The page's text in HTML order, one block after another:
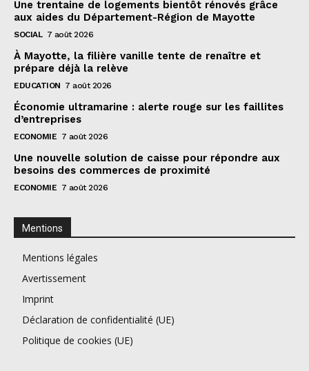
Une trentaine de logements bientôt rénovés grâce
aux aides du Département-Région de Mayotte
SOCIAL 7 août 2026
À Mayotte, la filière vanille tente de renaître et
prépare déjà la relève
EDUCATION 7 août 2026
Économie ultramarine : alerte rouge sur les faillites
d’entreprises
ECONOMIE 7 août 2026
Une nouvelle solution de caisse pour répondre aux
besoins des commerces de proximité
ECONOMIE 7 août 2026
Mentions
Mentions légales
Avertissement
Imprint
Déclaration de confidentialité (UE)
Politique de cookies (UE)